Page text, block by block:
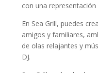
con una representación
En Sea Grill, puedes
amigos y familiares,
de olas relajantes y
DJ.